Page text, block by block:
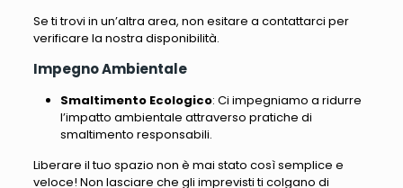
Se ti trovi in un’altra area, non esitare a contattarci per
verificare la nostra disponibilità.
Impegno Ambientale
Smaltimento Ecologico: Ci impegniamo a ridurre
l’impatto ambientale attraverso pratiche di
smaltimento responsabili.
Liberare il tuo spazio non è mai stato così semplice e
veloce! Non lasciare che gli imprevisti ti colgano di